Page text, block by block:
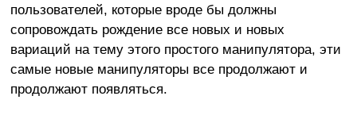
пользователей, которые вроде бы должны
сопровождать рождение все новых и новых
вариаций на тему этого простого манипулятора, эти
самые новые манипуляторы все продолжают и
продолжают появляться.